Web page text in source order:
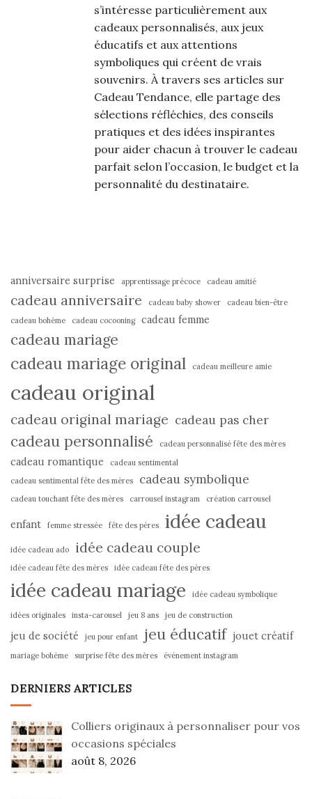
s’intéresse particulièrement aux
cadeaux personnalisés, aux jeux
éducatifs et aux attentions
symboliques qui créent de vrais
souvenirs. À travers ses articles sur
Cadeau Tendance, elle partage des
sélections réfléchies, des conseils
pratiques et des idées inspirantes
pour aider chacun à trouver le cadeau
parfait selon l’occasion, le budget et la
personnalité du destinataire.
anniversaire surprise apprentissage précoce cadeau amitié
cadeau anniversaire cadeau baby shower
cadeau bien-être
cadeau bohème
cadeau cocooning cadeau femme
cadeau mariage
cadeau mariage original cadeau meilleure amie
cadeau original
cadeau original mariage cadeau pas cher
cadeau personnalisé cadeau personnalisé fête des mères
cadeau romantique
cadeau sentimental
cadeau sentimental fête des mères
cadeau symbolique
cadeau touchant fête des mères carrousel instagram création carrousel
enfant femme stressée fête des pères idée cadeau
idée cadeau ado idée cadeau couple
idée cadeau fête des mères idée cadeau fête des pères
idée cadeau mariage idée cadeau symbolique
idées originales insta-carousel jeu 8 ans jeu de construction
jeu de société jeu pour enfant jeu éducatif jouet créatif
mariage bohème surprise fête des mères événement instagram
DERNIERS ARTICLES
Colliers originaux à personnaliser pour vos
occasions spéciales
août 8, 2026